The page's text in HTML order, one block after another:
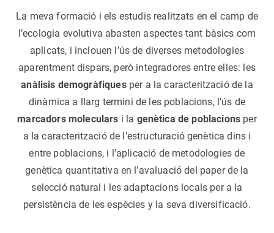
La meva formació i els estudis realitzats en el camp de
l’ecologia evolutiva abasten aspectes tant bàsics com
aplicats, i inclouen l’ús de diverses metodologies
aparentment dispars, però integradores entre elles: les
anàlisis demogràfiquesper a la caracterització de la
dinàmica a llarg termini de les poblacions, l’ús de
marcadors moleculars i la genètica de poblacions per
a la caracterització de l’estructuració genètica dins i
entre poblacions, i l’aplicació de metodologies de
genètica quantitativa en l’avaluació del paper de la
selecció natural i les adaptacions locals per a la
persistència de les espècies y la seva diversificació.